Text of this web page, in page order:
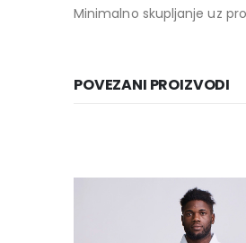
Minimalno skupljanje uz
POVEZANI PROIZVODI